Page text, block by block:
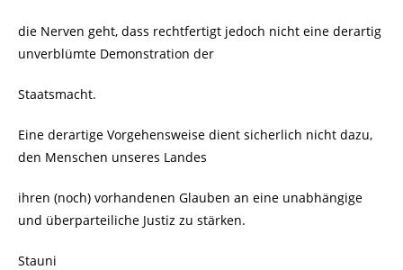
die Nerven geht, dass rechtfertigt jedoch nicht eine derartig
unverblümte Demonstration der
Staatsmacht.
Eine derartige Vorgehensweise dient sicherlich nicht dazu,
den Menschen unseres Landes
ihren (noch) vorhandenen Glauben an eine unabhängige
und überparteiliche Justiz zu stärken.
Stauni